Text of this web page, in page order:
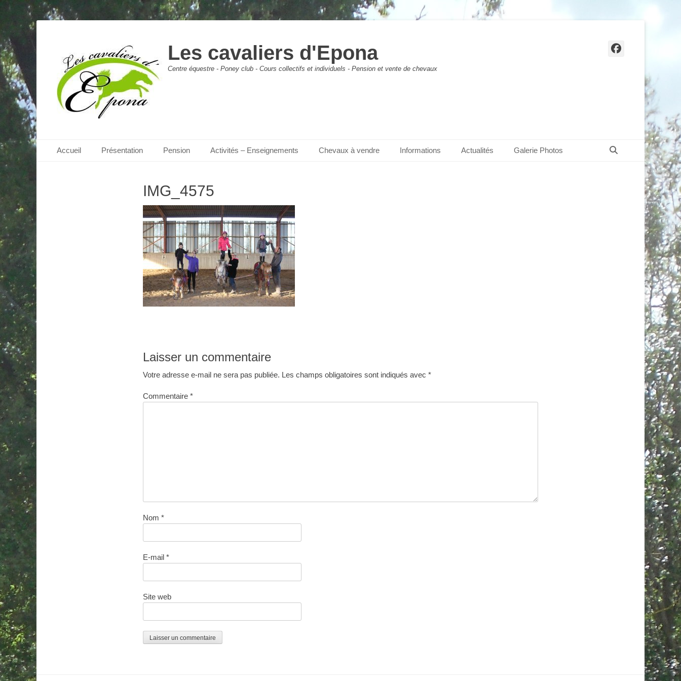
Les cavaliers d'Epona
Centre équestre - Poney club - Cours collectifs et individuels - Pension et vente de chevaux
Facebook
Menu principal
Accueil Présentation Pension Activités – Enseignements Chevaux à vendre Informations Actualités Galerie Photos
Recherche
IMG_4575
Laisser un commentaire
Votre adresse e-mail ne sera pas publiée. Les champs obligatoires sont indiqués avec *
Commentaire *
Nom *
E-mail *
Site web